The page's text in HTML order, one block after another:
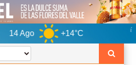
+14°C